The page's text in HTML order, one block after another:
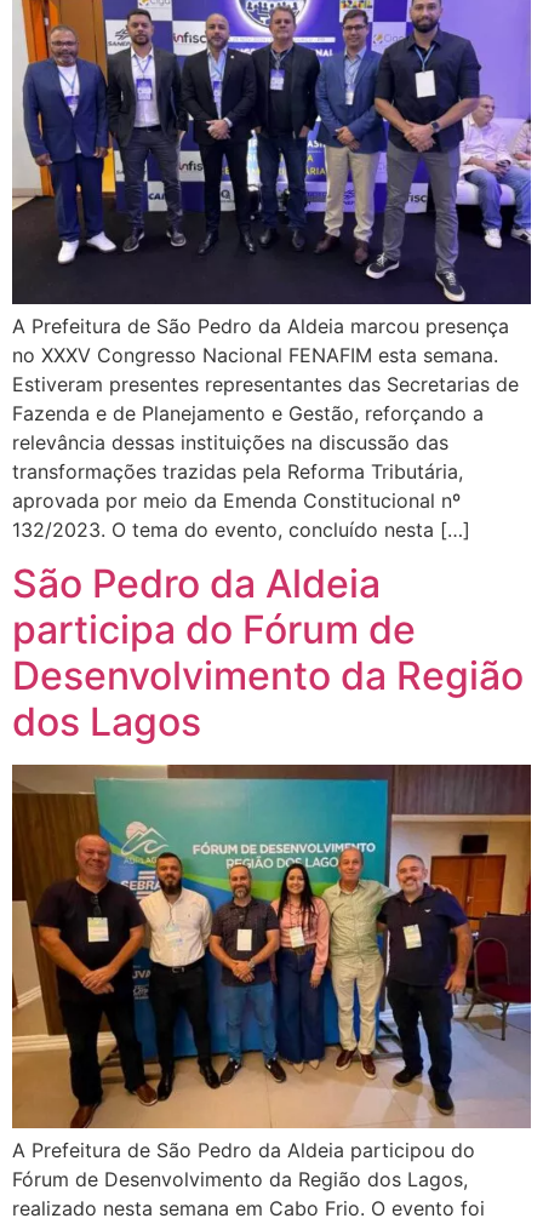
A Prefeitura de São Pedro da Aldeia marcou presença
no XXXV Congresso Nacional FENAFIM esta semana.
Estiveram presentes representantes das Secretarias de
Fazenda e de Planejamento e Gestão, reforçando a
relevância dessas instituições na discussão das
transformações trazidas pela Reforma Tributária,
aprovada por meio da Emenda Constitucional nº
132/2023. O tema do evento, concluído nesta […]
São Pedro da Aldeia
participa do Fórum de
Desenvolvimento da Região
dos Lagos
A Prefeitura de São Pedro da Aldeia participou do
Fórum de Desenvolvimento da Região dos Lagos,
realizado nesta semana em Cabo Frio. O evento foi